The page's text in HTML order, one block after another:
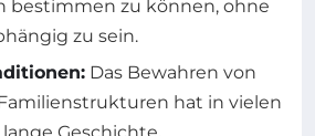
bestimmen zu können, ohne
zu sein.
Das Bewahren von
hat in vielen